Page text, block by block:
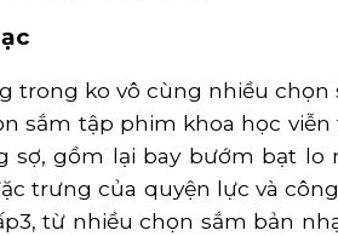
trong ko vô cùng nhiều
sắm tập phim khoa học
gồm lại bay bướm bạt lo
trưng của quyện lực và
từ nhiều chọn sắm bản